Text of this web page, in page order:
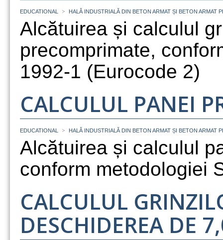
EDUCATIONAL > HALĂ INDUSTRIALĂ DIN BETON ARMAT ȘI BETON ARMAT
Alcătuirea și calculul
precomprimate,
1992-1 (Eurocode 2)
CALCULUL PANEI
EDUCATIONAL > HALĂ INDUSTRIALĂ DIN BETON ARMAT ȘI BETON ARMAT
Alcătuirea și calculul
conform metodologiei
CALCULUL
DESCHIDEREA DE